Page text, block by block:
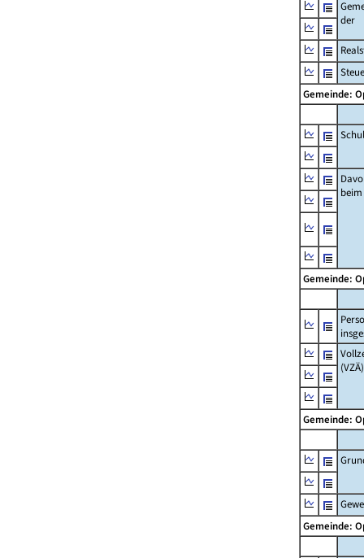
der
Gemeinde:
beim
Gemeinde:
(VZÄ)
Gemeinde:
Gemeinde: